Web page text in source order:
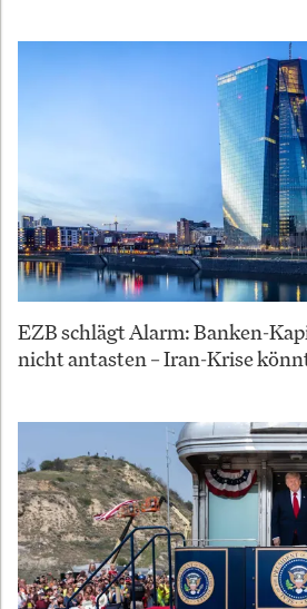
EZB schlägt Alarm: Banken-
nicht antasten – Iran-Krise